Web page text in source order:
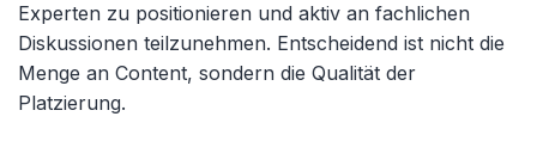
Experten zu positionieren und aktiv an fachlichen
Diskussionen teilzunehmen. Entscheidend ist nicht die
Menge an Content, sondern die Qualität der
Platzierung.